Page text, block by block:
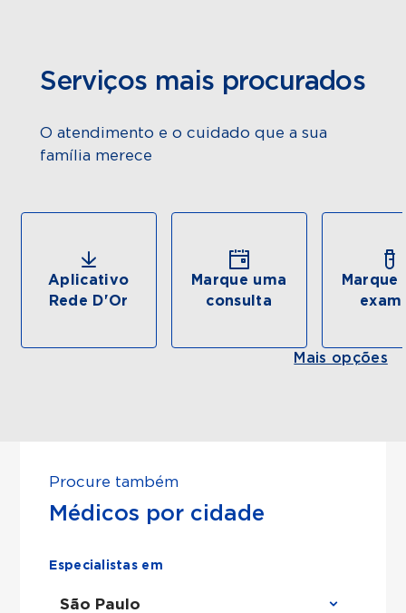
Serviços mais procurados
O atendimento e o cuidado que a sua
família merece
Aplicativo
Rede D'Or
Marque uma
consulta
Marque
Mais opções
Procure também
Médicos por cidade
Especialistas em
São Paulo